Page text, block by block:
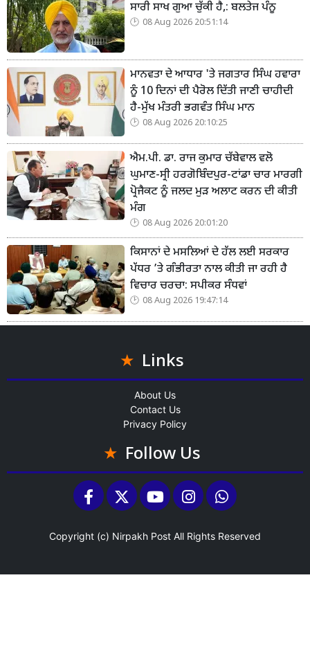
ਸਾਰੀ ਸਾਖ ਗੁਆ ਚੁੱਕੀ ਹੈ,: ਬਲਤੇਜ ਪੰਨੂ
08 Aug 2026 20:51:14
ਮਾਨਵਤਾ ਦੇ ਆਧਾਰ 'ਤੇ ਜਗਤਾਰ ਸਿੰਘ ਹਵਾਰਾ
ਨੂੰ 10 ਦਿਨਾਂ ਦੀ ਪੈਰੋਲ ਦਿੱਤੀ ਜਾਣੀ ਚਾਹੀਦੀ
ਹੈ-ਮੁੱਖ ਮੰਤਰੀ ਭਗਵੰਤ ਸਿੰਘ ਮਾਨ
08 Aug 2026 20:10:25
ਐਮ.ਪੀ. ਡਾ. ਰਾਜ ਕੁਮਾਰ ਚੱਬੇਵਾਲ ਵਲੋ
ਘੁਮਾਣ-ਸ੍ਰੀ ਹਰਗੋਬਿੰਦਪੁਰ-ਟਾਂਡਾ ਚਾਰ ਮਾਰਗੀ
ਪ੍ਰੋਜੈਕਟ ਨੂੰ ਜਲਦ ਮੁੜ ਅਲਾਟ ਕਰਨ ਦੀ ਕੀਤੀ
ਮੰਗ
08 Aug 2026 20:01:20
ਕਿਸਾਨਾਂ ਦੇ ਮਸਲਿਆਂ ਦੇ ਹੱਲ ਲਈ ਸਰਕਾਰ
ਪੱਧਰ ’ਤੇ ਗੰਭੀਰਤਾ ਨਾਲ ਕੀਤੀ ਜਾ ਰਹੀ ਹੈ
ਵਿਚਾਰ ਚਰਚਾ: ਸਪੀਕਰ ਸੰਧਵਾਂ
08 Aug 2026 19:47:14
Links
About Us
Contact Us
Privacy Policy
Follow Us
Copyright (c) Nirpakh Post All Rights Reserved